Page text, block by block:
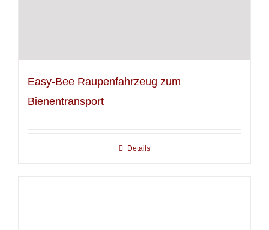
Easy-Bee Raupenfahrzeug zum
Bienentransport
Details